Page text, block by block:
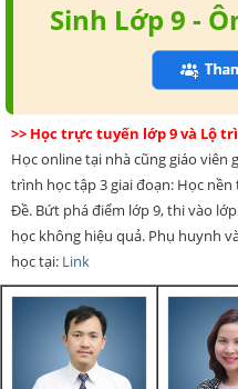
Sinh Lớp 9 -
>> Học trực tuyến lớp 9 và Lộ
Học online tại nhà cũng giáo viên
trình học tập 3 giai đoạn: Học
Đề. Bứt phá điểm lớp 9, thi vào
học không hiệu quả. Phụ huynh
học tại: Link